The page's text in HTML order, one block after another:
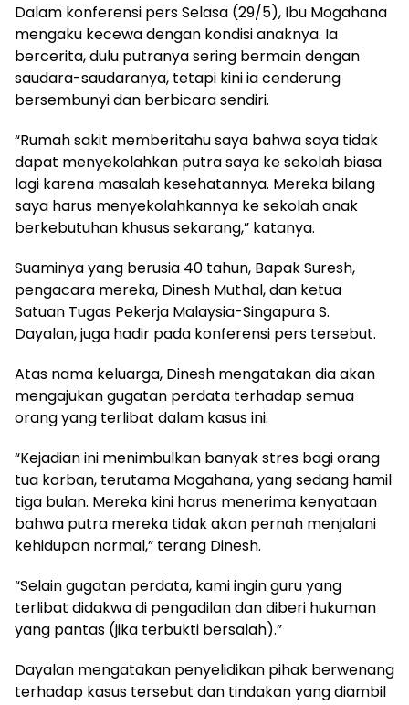
Dalam konferensi pers Selasa (29/5), Ibu Mogahana
mengaku kecewa dengan kondisi anaknya. Ia
bercerita, dulu putranya sering bermain dengan
saudara-saudaranya, tetapi kini ia cenderung
bersembunyi dan berbicara sendiri.
“Rumah sakit memberitahu saya bahwa saya tidak
dapat menyekolahkan putra saya ke sekolah biasa
lagi karena masalah kesehatannya. Mereka bilang
saya harus menyekolahkannya ke sekolah anak
berkebutuhan khusus sekarang,” katanya.
Suaminya yang berusia 40 tahun, Bapak Suresh,
pengacara mereka, Dinesh Muthal, dan ketua
Satuan Tugas Pekerja Malaysia-Singapura S.
Dayalan, juga hadir pada konferensi pers tersebut.
Atas nama keluarga, Dinesh mengatakan dia akan
mengajukan gugatan perdata terhadap semua
orang yang terlibat dalam kasus ini.
“Kejadian ini menimbulkan banyak stres bagi orang
tua korban, terutama Mogahana, yang sedang hamil
tiga bulan. Mereka kini harus menerima kenyataan
bahwa putra mereka tidak akan pernah menjalani
kehidupan normal,” terang Dinesh.
“Selain gugatan perdata, kami ingin guru yang
terlibat didakwa di pengadilan dan diberi hukuman
yang pantas (jika terbukti bersalah).”
Dayalan mengatakan penyelidikan pihak berwenang
terhadap kasus tersebut dan tindakan yang diambil